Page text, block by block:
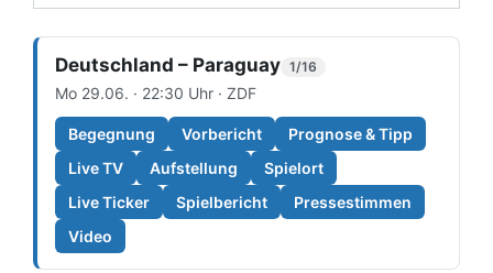
Deutschland – Paraguay 1/16
Mo 29.06. · 22:30 Uhr · ZDF
Begegnung Vorbericht
Prognose & Tipp
Live TV
Aufstellung
Spielort
Live Ticker
Spielbericht
Pressestimmen
Video